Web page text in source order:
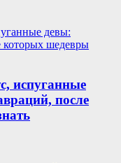
испуганные
после